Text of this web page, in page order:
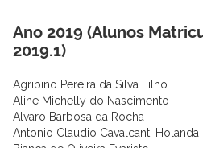
Ano 2019 (Alunos
2019.1)
Agripino Pereira da Silva Filho
Aline Michelly do Nascimento
Alvaro Barbosa da Rocha
Antonio Claudio Cavalcanti Holanda